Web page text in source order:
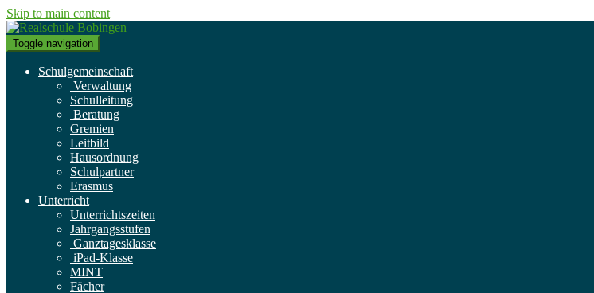
Skip to main content
Toggle navigation
Schulgemeinschaft
Verwaltung
Schulleitung
Beratung
Gremien
Leitbild
Hausordnung
Schulpartner
Erasmus
Unterricht
Unterrichtszeiten
Jahrgangsstufen
Ganztagesklasse
iPad-Klasse
MINT
Fächer